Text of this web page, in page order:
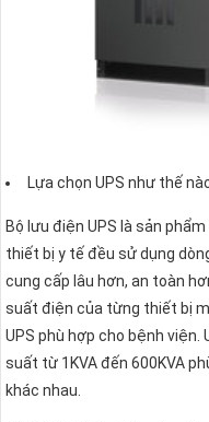
Lựa chọn UPS như thế
Bộ lưu điện UPS là sản
thiết bị y tế đều sử dụng
cung cấp lâu hơn, an toàn
suất điện của từng thiết bị
UPS phù hợp cho bệnh viện.
suất từ 1KVA đến 600KVA
khác nhau.